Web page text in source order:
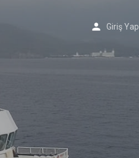
Giriş Yap